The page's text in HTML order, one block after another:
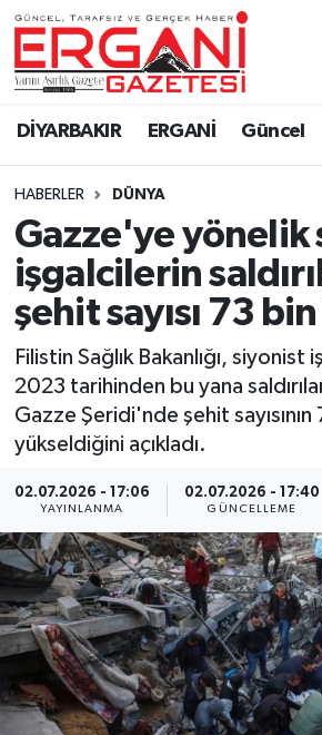
DİYARBAKIR ERGANİ Güncel
HABERLER DÜNYA
Gazze'ye yönelik
işgalcilerin
şehit sayısı 73
Filistin Sağlık Bakanlığı, siyonist
2023 tarihinden bu yana
Gazze Şeridi'nde şehit
yükseldiğini açıkladı.
02.07.2026 - 17:06
YAYINLANMA
02.07.2026 - 17:40
GÜNCELLEME
DİYARBAKIR
BİSMİL
BAĞLAR
ERGANİ
Güncel
Eği̇ti̇m
Resmi İlanlar
Sağlık
Si̇yaset
Spor
Yaşam
Anali̇z
Bi̇li̇m & Teknoloji̇
Dünya
Ergani Nöbetçi Eczaneler
Ergani Hava Durumu
Ergani Trafik Yoğunluk Haritası
Süper Lig Puan Durumu ve
Tüm Manşetler
Son Dakika Haberleri
Haber Arşivi